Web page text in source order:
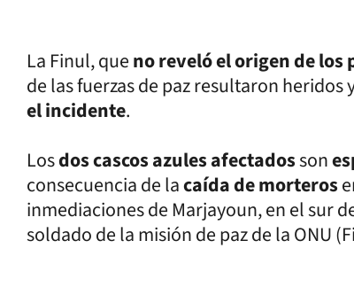
La Finul, queno reveló el origen de los
de las fuerzas de paz resultaron heridos
el incidente.
Losdos cascos azules afectadosson
consecuencia de lacaída de morteros
inmediaciones de Marjayoun, en el sur
soldado de la misión de paz de la ONU